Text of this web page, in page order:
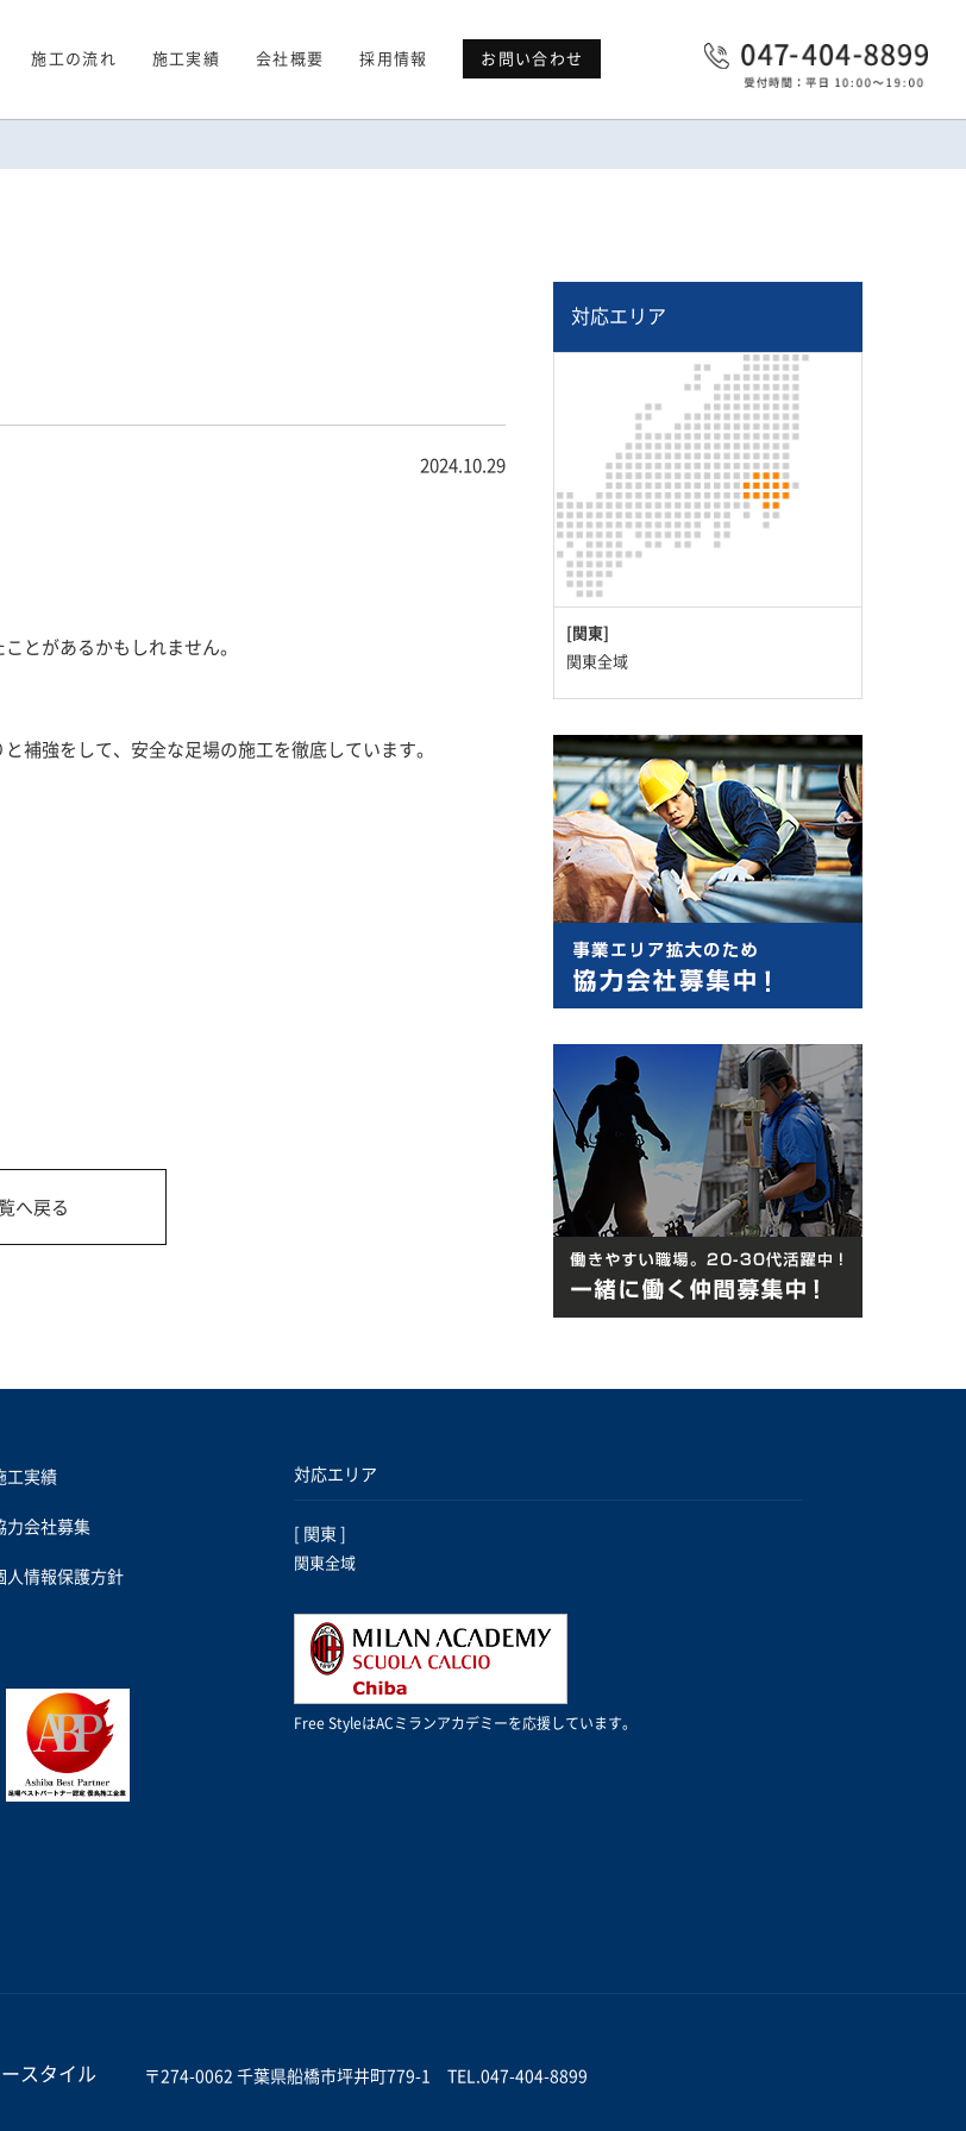
施工の流れ 施工実績 会社概要 採用情報 お問い合わせ
2024.10.29
とがあるかもしれません。
補強をして、安全な足場の施工を徹底しています。
へ戻る
対応エリア
[関東]
関東全域
工実績
力会社募集
人情報保護方針
対応エリア
[ 関東 ]
関東全域
Free StyleはACミランアカデミーを応援しています。
スタイル 〒274-0062 千葉県船橋市坪井町779-1 TEL.047-404-8899